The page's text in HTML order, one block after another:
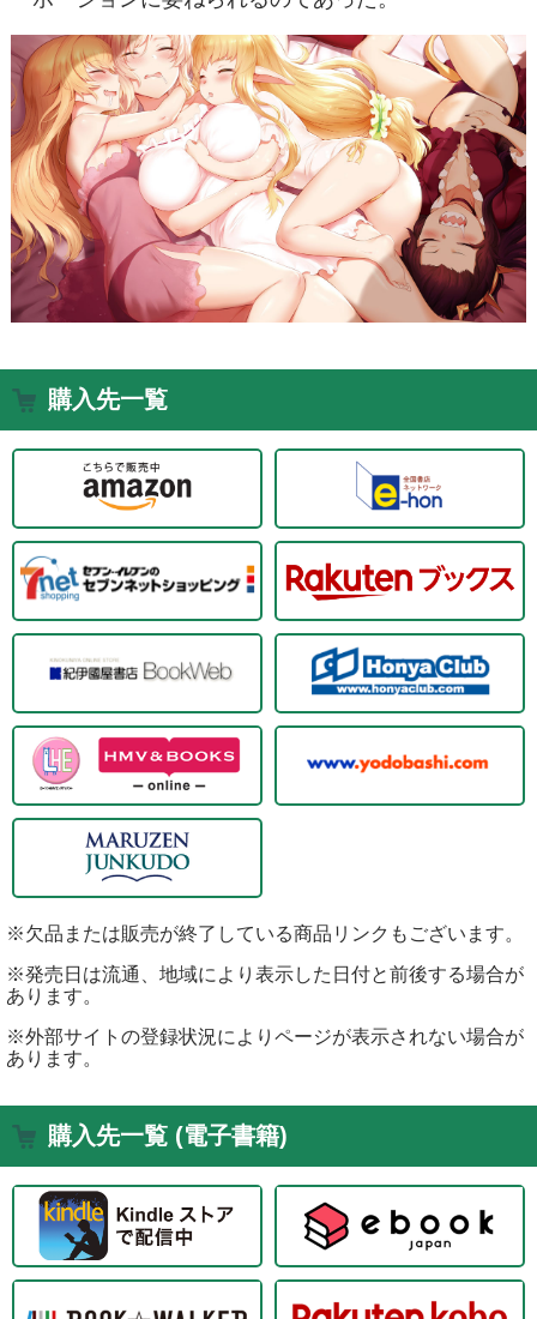
購入先一覧
※欠品または販売が終了している商品リンクもございます。
※発売日は流通、地域により表示した日付と前後する場合が
あります。
※外部サイトの登録状況によりページが表示されない場合が
あります。
購入先一覧 (電子書籍)